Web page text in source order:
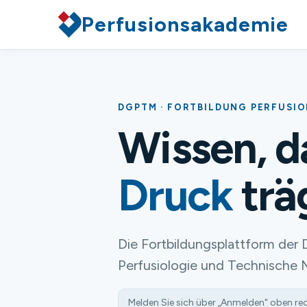
Perfusionsakademie
DGPTM · FORTBILDUNG
Wissen,
Druck
Die Fortbildungsplattform der
Perfusiologie und Technische
Melden Sie sich über „Anmelden" oben